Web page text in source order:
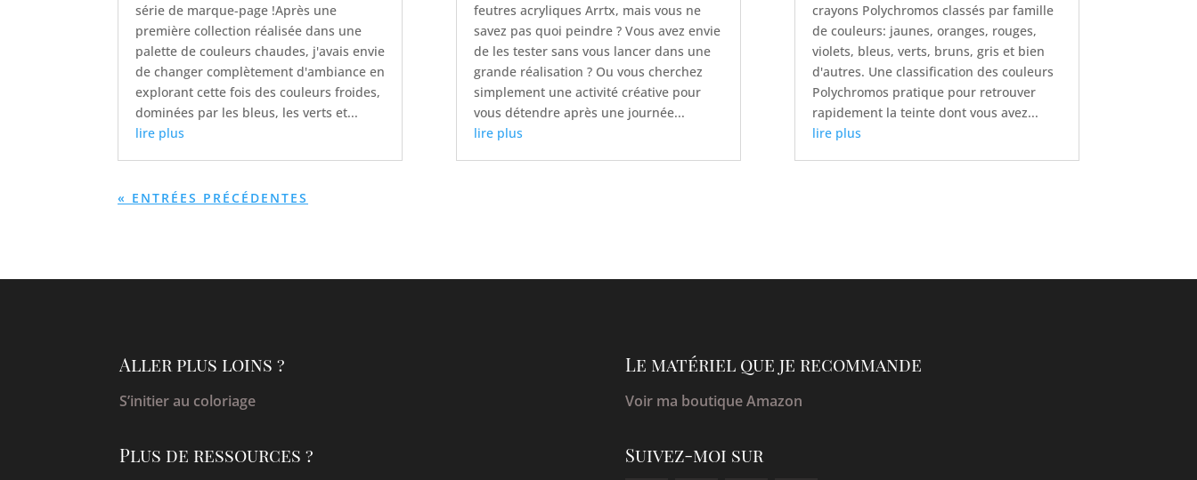
série de marque-page !Après une
première collection réalisée dans une
palette de couleurs chaudes, j'avais envie
de changer complètement d'ambiance en
explorant cette fois des couleurs froides,
dominées par les bleus, les verts et...
lire plus
feutres acryliques Arrtx, mais vous ne
savez pas quoi peindre ? Vous avez envie
de les tester sans vous lancer dans une
grande réalisation ? Ou vous cherchez
simplement une activité créative pour
vous détendre après une journée...
lire plus
crayons Polychromos classés par famille
de couleurs: jaunes, oranges, rouges,
violets, bleus, verts, bruns, gris et bien
d'autres. Une classification des couleurs
Polychromos pratique pour retrouver
rapidement la teinte dont vous avez...
lire plus
« ENTRÉES PRÉCÉDENTES
Aller plus loins ?
S’initier au coloriage
Plus de ressources ?
Le matériel que je recommande
Voir ma boutique Amazon
Suivez-moi sur